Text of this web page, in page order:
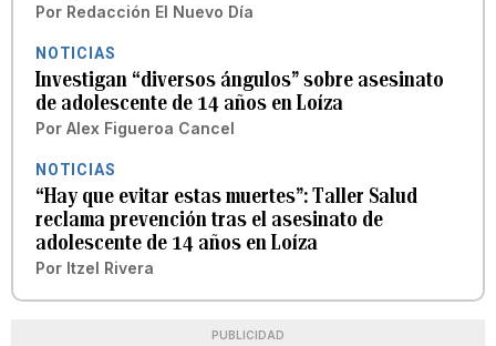
Por Redacción El Nuevo Día
NOTICIAS
Investigan “diversos ángulos” sobre asesinato
de adolescente de 14 años en Loíza
Por Alex Figueroa Cancel
NOTICIAS
“Hay que evitar estas muertes”: Taller Salud
reclama prevención tras el asesinato de
adolescente de 14 años en Loíza
Por Itzel Rivera
PUBLICIDAD